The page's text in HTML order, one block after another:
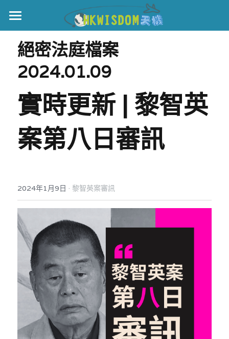
主頁
世界盃
黎智英案
正本清源•黎智英案
美西媒體謊言實錄
宏福火災
宏福火災正視聽
記錄．宏福苑火災
國際
娛樂
反華推手你要知
反華推手懶人包
民主派騙案十式
反華推手起底
KOL 專欄
林淑芳專欄
屈穎妍專欄
絕密法庭檔案
醫院口岸爆炸案
生活
絕密法庭檔案
2024.01.09
實時更新 | 黎智英
案第八日審訊
2024年1月9日 · 黎智英案審訊